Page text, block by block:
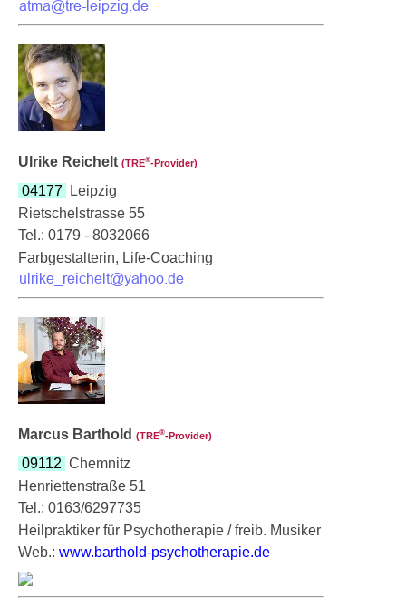
Ulrike Reichelt (TRE®‑Provider)
04177
Leipzig
Rietschelstrasse 55
Tel.: 0179 - 8032066
Farbgestalterin, Life-Coaching
Marcus Barthold (TRE®‑Provider)
09112 Chemnitz
Henriettenstraße 51
Tel.: 0163/6297735
Heilpraktiker für Psychotherapie / freib. Musiker
Web.: www.barthold-psychotherapie.de